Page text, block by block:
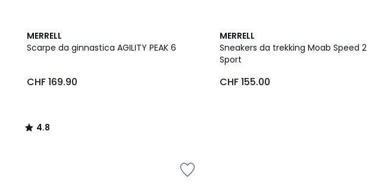
MERRELL
Scarpe da ginnastica AGILITY PEAK 6
CHF 169.90
4.8
/ 5
4.8
/
MERRELL
Sneakers da trekking Moab Speed 2
Sport
CHF 155.00